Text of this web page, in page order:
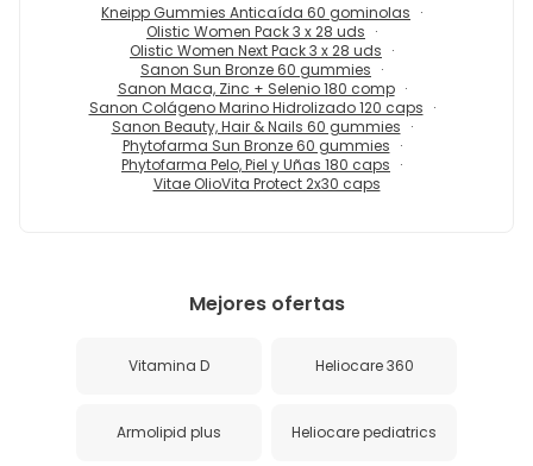
Kneipp Gummies Anticaída 60 gominolas
Olistic Women Pack 3 x 28 uds
Olistic Women Next Pack 3 x 28 uds
Sanon Sun Bronze 60 gummies
Sanon Maca, Zinc + Selenio 180 comp
Sanon Colágeno Marino Hidrolizado 120 caps
Sanon Beauty, Hair & Nails 60 gummies
Phytofarma Sun Bronze 60 gummies
Phytofarma Pelo, Piel y Uñas 180 caps
Vitae OlioVita Protect 2x30 caps
Mejores ofertas
Vitamina D Heliocare 360
Armolipid plus Heliocare pediatrics